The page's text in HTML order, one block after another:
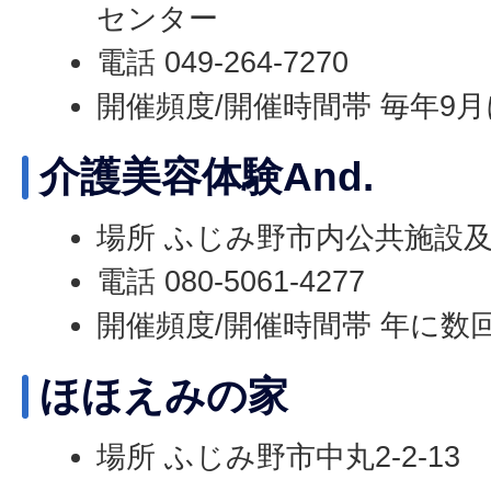
センター
電話 049-264-7270
開催頻度/開催時間帯 毎年9
介護美容体験And.
場所 ふじみ野市内公共施設
電話 080-5061-4277
開催頻度/開催時間帯 年に数
ほほえみの家
場所 ふじみ野市中丸2-2-13